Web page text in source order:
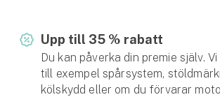
Jakthundsförsäkring
Kattförsäkring
Upp till 35 % rabatt
Du kan påverka din premie själv.
till exempel spårsystem,
kölskydd eller om du förvarar